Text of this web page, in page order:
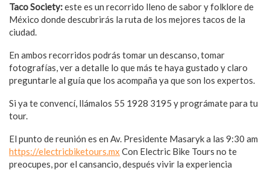
Taco Society:este es un recorrido lleno de sabor y folklore de
México donde descubrirás la ruta de los mejores tacos de la
ciudad.
En ambos recorridos podrás tomar un descanso, tomar
fotografías, ver a detalle lo que más te haya gustado y claro
preguntarle al guía que los acompaña ya que son los expertos.
Si ya te convencí, llámalos 55 1928 3195 y prográmate para tu
tour.
El punto de reunión es en Av. Presidente Masaryk a las 9:30 am
https://electricbiketours.mx Con Electric Bike Tours no te
preocupes, por el cansancio, después vivir la experiencia